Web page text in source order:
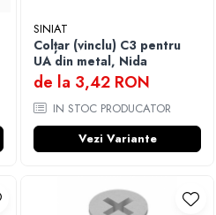
SINIAT
Colțar (vinclu) C3 pentru
UA din metal, Nida
de la 3,42 RON
IN STOC PRODUCATOR
Vezi Variante